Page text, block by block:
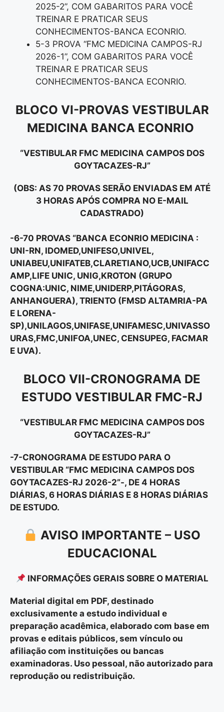
2025-2”, COM GABARITOS PARA VOCÊ
TREINAR E PRATICAR SEUS
CONHECIMENTOS-BANCA ECONRIO.
5-3 PROVA “FMC MEDICINA CAMPOS-RJ
2026-1”, COM GABARITOS PARA VOCÊ
TREINAR E PRATICAR SEUS
CONHECIMENTOS-BANCA ECONRIO.
BLOCO VI-PROVAS VESTIBULAR
MEDICINA BANCA ECONRIO
“VESTIBULAR FMC MEDICINA CAMPOS DOS
GOYTACAZES-RJ”
(OBS: AS 70 PROVAS SERÃO ENVIADAS EM ATÉ
3 HORAS APÓS COMPRA NO E-MAIL
CADASTRADO)
-6-70 PROVAS “BANCA ECONRIO MEDICINA :
UNI-RN, IDOMED,UNIFESO,UNIVEL,
UNIABEU,UNIFATEB,CLARETIANO,UCB,UNIFACC
AMP,LIFE UNIC, UNIG,KROTON (GRUPO
COGNA:UNIC, NIME,UNIDERP,PITÁGORAS,
ANHANGUERA), TRIENTO (FMSD ALTAMRIA-PA
E LORENA-
SP),UNILAGOS,UNIFASE,UNIFAMESC,UNIVASSO
URAS,FMC,UNIFOA,UNEC, CENSUPEG, FACMAR
E UVA).
BLOCO VII-CRONOGRAMA DE
ESTUDO VESTIBULAR FMC-RJ
“VESTIBULAR FMC MEDICINA CAMPOS DOS
GOYTACAZES-RJ”
-7-CRONOGRAMA DE ESTUDO PARA O
VESTIBULAR “FMC MEDICINA CAMPOS DOS
GOYTACAZES-RJ 2026-2”-, DE 4 HORAS
DIÁRIAS, 6 HORAS DIÁRIAS E 8 HORAS DIÁRIAS
DE ESTUDO.
AVISO IMPORTANTE – USO
EDUCACIONAL
INFORMAÇÕES GERAIS SOBRE O MATERIAL
Material digital em PDF, destinado
exclusivamente a estudo individual e
preparação acadêmica, elaborado com base em
provas e editais públicos, sem vínculo ou
afiliação com instituições ou bancas
examinadoras. Uso pessoal, não autorizado para
reprodução ou redistribuição.